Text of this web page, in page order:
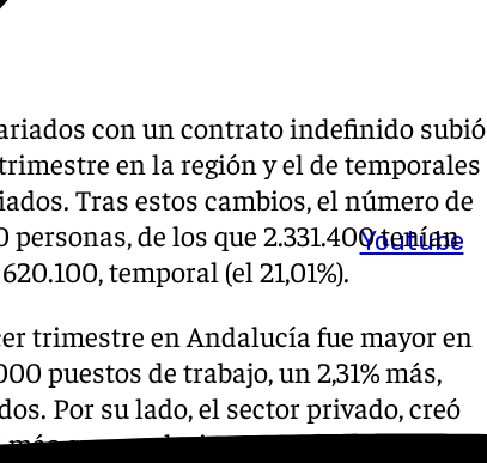
Youtube
con un contrato indefinido subió
en la región y el de temporales
Tras estos cambios, el número de
personas, de los que 2.331.400 tenían
temporal (el 21,01%).
trimestre en Andalucía fue mayor en
puestos de trabajo, un 2,31% más,
Por su lado, el sector privado, creó
más que en el trimestre anterior hasta